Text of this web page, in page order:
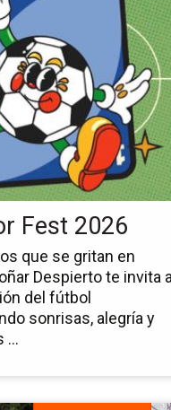
Fest 2026
que se gritan en
Despierto te invita a
del fútbol
sonrisas, alegría y
...